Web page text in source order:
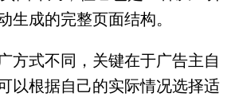
生成的完整页面结构。
方式不同，关键在于广告主自
以根据自己的实际情况选择适